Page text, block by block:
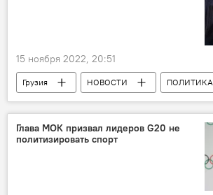
15 ноября 2022, 20:51
Грузия НОВОСТИ
ПОЛИТИКА
Михаил Саакашвили
Звиад Куправа
Ника Мелия
Единое национальное движение
Глава МОК призвал лидеров G20 не
политизировать спорт